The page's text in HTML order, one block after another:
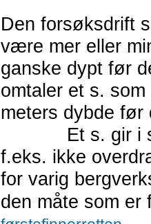
Den forsøksdrift
være mer eller
ganske dypt før
omtaler et s. som
meters dybde
Et s. gir i seg
f.eks. ikke
for varig
den måte som er